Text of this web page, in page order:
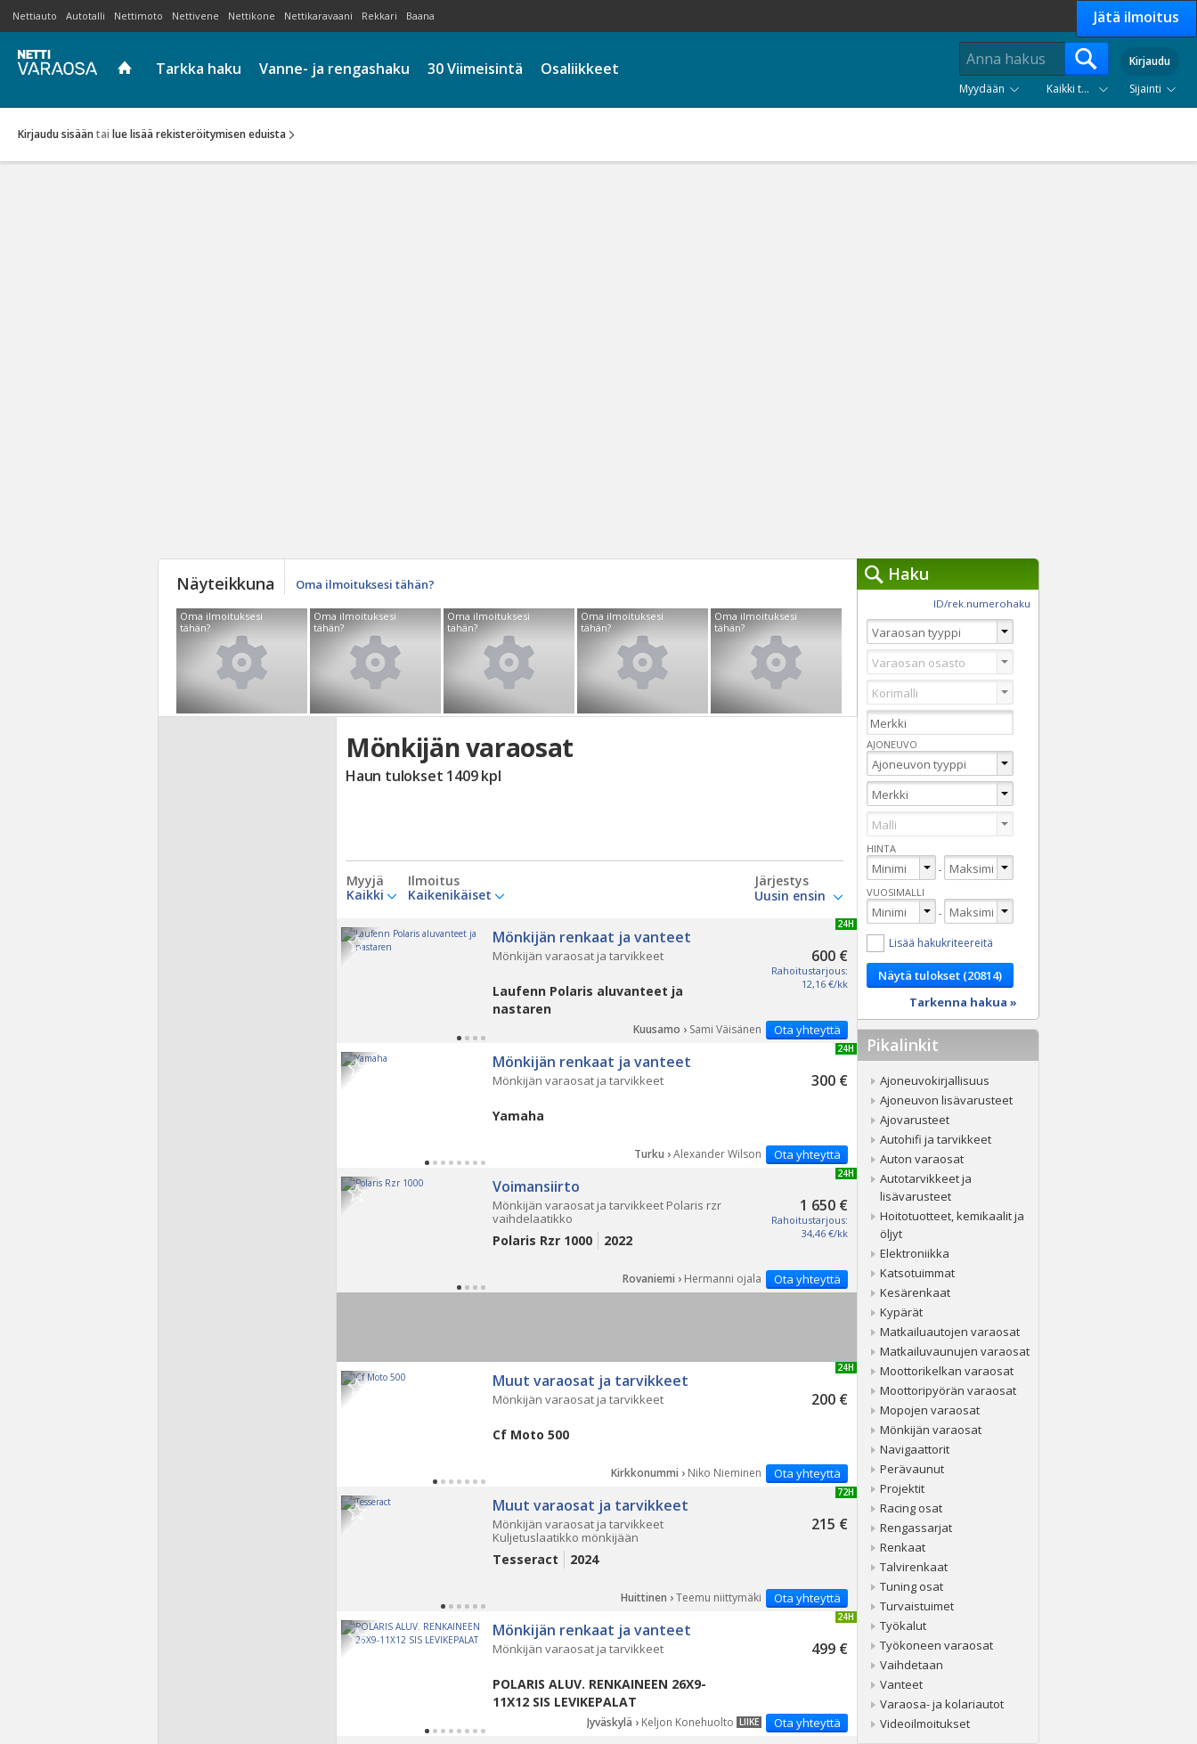
Nettiauto Autotalli Nettimoto Nettivene Nettikone Nettikaravaani Rekkari Baana Jätä ilmoitus
Tarkka haku Vanne- ja rengashaku 30 Viimeisintä Osaliikkeet
Kirjaudu
Myydään
Kaikki tuoteryhmät Sijainti
Kirjaudu sisään tai lue lisää rekisteröitymisen eduista
Näyteikkuna Oma ilmoituksesi tähän?
Oma ilmoituksesi
tähän?
Oma ilmoituksesi
tähän?
Oma ilmoituksesi
tähän?
Oma ilmoituksesi
tähän?
Oma ilmoituksesi
tähän?
Mönkijän varaosat
Haun tulokset 1409kpl
Myyjä
Kaikki
Ilmoitus
Kaikenikäiset
Järjestys
UUSI 24H
Mönkijän renkaat ja vanteet
600 €
Rahoitustarjous:
12,16 €/kk
Mönkijän varaosat ja tarvikkeet
Laufenn Polaris aluvanteet ja
nastaren
Ota yhteyttä
Kuusamo › Sami Väisänen
UUSI 24H
Mönkijän renkaat ja vanteet
300 €
Mönkijän varaosat ja tarvikkeet
Yamaha
Ota yhteyttä
Turku ›Alexander Wilson
UUSI 24H
Voimansiirto
1 650 €
Rahoitustarjous:
34,46 €/kk
Mönkijän varaosat ja tarvikkeet Polaris rzr
vaihdelaatikko
Polaris Rzr 1000 2022
Ota yhteyttä
Rovaniemi › Hermanni ojala
UUSI 24H
Muut varaosat ja tarvikkeet
200 €
Mönkijän varaosat ja tarvikkeet
Cf Moto 500
Ota yhteyttä
Kirkkonummi › Niko Nieminen
UUSI 72H
Muut varaosat ja tarvikkeet
215 €
Mönkijän varaosat ja tarvikkeet
Kuljetuslaatikko mönkijään
Tesseract 2024
Ota yhteyttä
Huittinen ›Teemu niittymäki
PÄIVITETTY 24H
Mönkijän renkaat ja vanteet
499 €
Mönkijän varaosat ja tarvikkeet
POLARIS ALUV. RENKAINEEN 26X9-
11X12 SIS LEVIKEPALAT
Ota yhteyttä
LIIKE
Jyväskylä › Keljon Konehuolto
Haku
ID/rek.numerohaku
AJONEUVO
HINTA
-
VUOSIMALLI
-
Lisää hakukriteereitä
Tarkenna hakua »
Pikalinkit
Ajoneuvokirjallisuus
Ajoneuvon lisävarusteet
Ajovarusteet
Autohifi ja tarvikkeet
Auton varaosat
Autotarvikkeet ja
lisävarusteet
Hoitotuotteet, kemikaalit ja
öljyt
Elektroniikka
Katsotuimmat
Kesärenkaat
Kypärät
Matkailuautojen varaosat
Matkailuvaunujen varaosat
Moottorikelkan varaosat
Moottoripyörän varaosat
Mopojen varaosat
Mönkijän varaosat
Navigaattorit
Perävaunut
Projektit
Racing osat
Rengassarjat
Renkaat
Talvirenkaat
Tuning osat
Turvaistuimet
Työkalut
Työkoneen varaosat
Vaihdetaan
Vanteet
Varaosa- ja kolariautot
Videoilmoitukset